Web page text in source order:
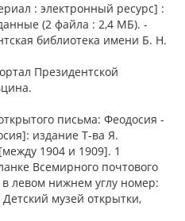
: электронный ресурс] :
(2 файла : 2,4 МБ). -
библиотека имени Б. Н.
Президентской
письма: Феодосия -
издание Т-ва Я.
1904 и 1909]. 1
Всемирного почтового
левом нижнем углу номер:
музей открытки,